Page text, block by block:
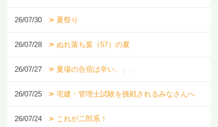
26/07/30 夏祭り
26/07/28 ぬれ落ち葉（57）の夏
26/07/27 夏場の合宿は辛い、、、
26/07/25 宅建・管理士試験を挑戦されるみなさんへ
26/07/24 これが二郎系！